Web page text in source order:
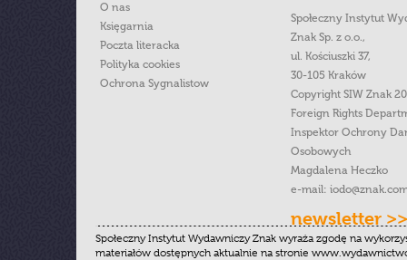
O nas
Księgarnia
Poczta literacka
Polityka cookies
Ochrona Sygnalistow
Społeczny Instytut
Znak Sp. z o.o.,
ul. Kościuszki 37,
30-105 Kraków
Copyright SIW Znak
Foreign Rights
Inspektor Ochrony
Osobowych
Magdalena Heczko
e-mail:
newsletter >>
Społeczny Instytut Wydawniczy Znak wyraża zgodę na
materiałów dostępnych aktualnie na stronie